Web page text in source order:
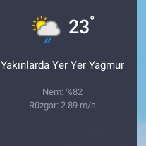
23°
Yakınlarda Yer Yer Yağmur
Nem: %82
Rüzgar: 2.89 m/s